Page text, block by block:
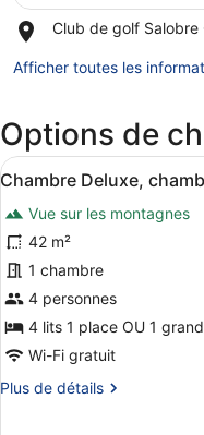
Club de golf Salobre
Place,
de
Golf
Resort
Afficher toutes les
Options de
Afficher
toutes
les
photos
pour
ce
type
de
chambre :
Chambre
8
Chambre Deluxe,
Vue sur les montagnes
42 m²
1 chambre
4 personnes
4 lits 1 place OU 1
Wi-Fi gratuit
Plus de détails
Plus